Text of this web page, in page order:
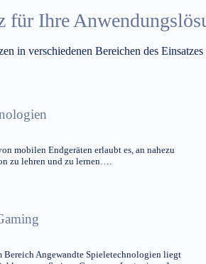
für Ihre
in verschiedenen Bereichen des
mobilen Endgeräten erlaubt es, an nahezu
zu lehren und zu lernen….
Bereich Angewandte Spieletechnologien liegt